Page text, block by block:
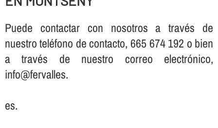
Puede contactar con nosotros a través de
nuestro teléfono de contacto, 665 674 192 o bien
a través de nuestro correo electrónico,
info@fervalles.
es.